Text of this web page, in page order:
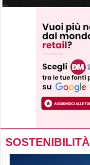
SOSTENIBILITÀ